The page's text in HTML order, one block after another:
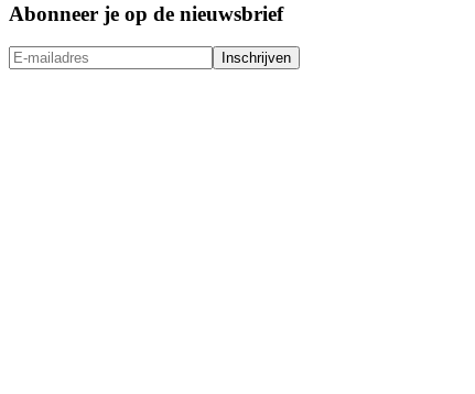
Abonneer je op de nieuwsbrief
Inschrijven